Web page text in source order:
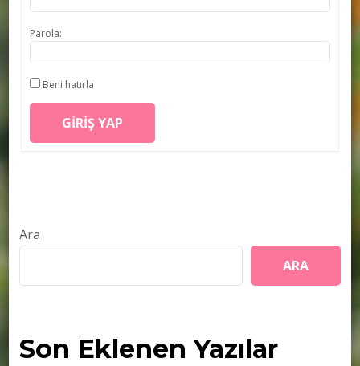
Parola:
Beni hatırla
GIRIŞ YAP
Ara
ARA
Son Eklenen Yazılar